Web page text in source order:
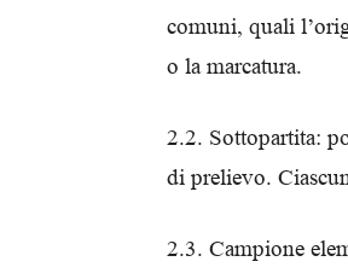
comuni, quali
o la marcatura.
2.2. Sottopartita:
di prelievo.
2.3. Campione